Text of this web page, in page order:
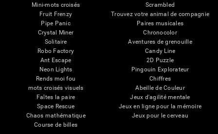
Mini-mots croisés
Fruit Frenzy
Pipe Panic
Crystal Miner
Solitaire
Robo Factory
Ant Escape
Neon Lights
Rends moi fou
mots croisés visuels
Faîtes la paire
Space Rescue
Chaos mathématique
Course de billes
Scrambled
Trouvez votre animal de compagnie
Paires musicales
Chronocolor
Aventures de grenouille
Candy Line
2D Puzzle
Pingouin Explorateur
Chiffres
Abeille de Couleur
Jeux d'agilité mentale
Jeux en ligne pour la mémoire
Jeux pour le cerveau